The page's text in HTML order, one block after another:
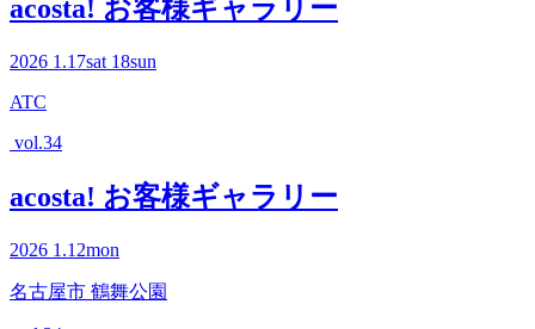
acosta! お客様ギャラリー
2026 1.17sat 18sun
ATC
vol.34
acosta! お客様ギャラリー
2026 1.12mon
名古屋市 鶴舞公園